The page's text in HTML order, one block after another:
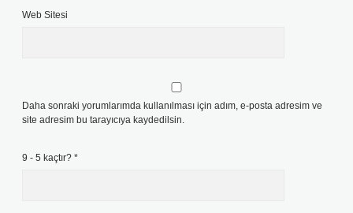
Web Sitesi
Daha sonraki yorumlarımda kullanılması için adım, e-posta adresim ve
site adresim bu tarayıcıya kaydedilsin.
9 - 5 kaçtır? *